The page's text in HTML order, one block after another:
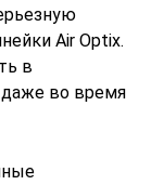
Air Optix.
в
во время